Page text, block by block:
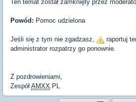
Ten temat został zamknięty przez
Powód: Pomoc udzielona
Jeśli się z tym nie zgadzasz,
raportuj
administrator rozpatrzy go ponownie.
Z pozdrowieniami,
Zespół AMXX.PL